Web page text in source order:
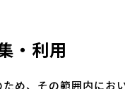
・利用
め、その範囲内にお